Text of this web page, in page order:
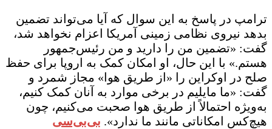
ترامپ در پاسخ به این سوال که آیا می‌تواند تضمین
بدهد نیروی نظامی زمینی آمریکا اعزام نخواهد شد،
گفت: «تضمین من را دارید و من رئیس‌جمهور
هستم.» با این حال، او امکان کمک به اروپا برای حفظ
صلح در اوکراین را «از طریق هوا» مجاز شمرد و
گفت: «ما مایلیم در برخی موارد به آنان کمک کنیم،
به‌ویژه احتمالاً از طریق هوا صحبت می‌کنیم، چون
هیچ‌کس امکاناتی مانند ما ندارد». بی‌بی‌سی